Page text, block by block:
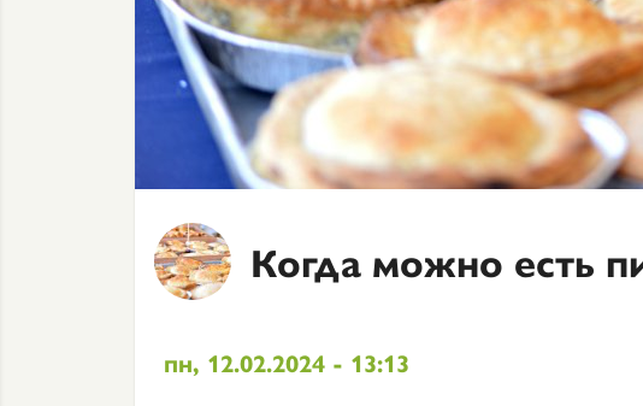
Когда можно есть
пн, 12.02.2024 - 13:13